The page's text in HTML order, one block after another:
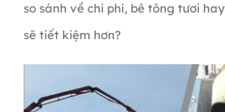
so sánh về chi phí, bê tông tươi
sẽ tiết kiệm hơn?